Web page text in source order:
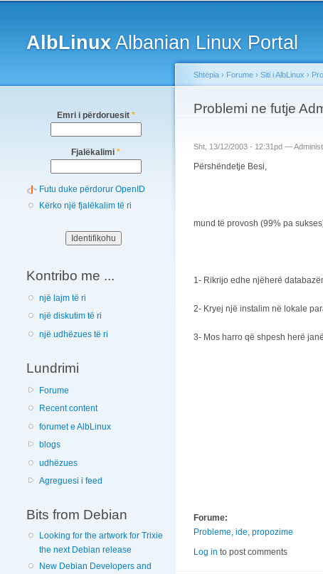
AlbLinuxAlbanian Linux Portal
Emri i përdoruesit *
Fjalëkalimi *
Futu duke përdorur OpenID
Kërko një fjalëkalim të ri
Kontribo me ...
një lajm të ri
një diskutim të ri
një udhëzues të ri
Lundrimi
Forume
Recent content
forumet e AlbLinux
blogs
udhëzues
Agreguesi i feed
Bits from Debian
Looking for the artwork for Trixie
the next Debian release
New Debian Developers and
You are here
Shtëpia › Forume › Siti i AlbLinux ›
Problemi ne futje
Sht, 13/12/2003 - 12:31pd —
Përshëndetje Besi,
mund të provosh (99% pa
1- Rikrijo edhe njëherë
2- Kryej një instalim në lokale
3- Mos harro që shpesh herë
Forume:
Probleme, ide, propozime
Log in to post comments